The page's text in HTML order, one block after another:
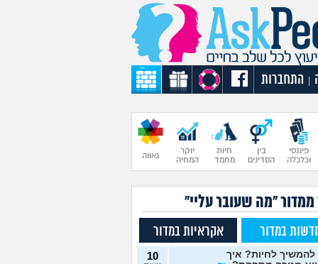
התחברות
פיננסי
וכלכלה
בין
הסדינים
חיות
מחמד
יוקר
המחיה
גאווה
ממדור "מה שעובר עליי"
במדור אקראיות במדור
להמשיך לחיות? איך
10